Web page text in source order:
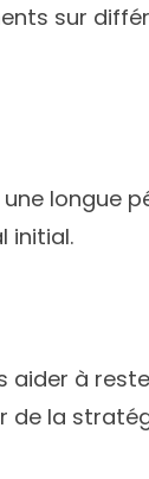
sur
longue
initial.
aider à
la